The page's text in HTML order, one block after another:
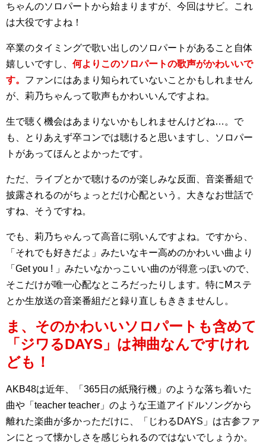
ちゃんのソロパートから始まりますが、今回はサビ。これ
は大役ですよね！
卒業のタイミングで歌い出しのソロパートがあること自体
嬉しいですし、 何よりこのソロパートの歌声がかわいいで
す。 ファンにはあまり知られていないことかもしれません
が、莉乃ちゃんって歌声もかわいいんですよね。
生で聴く機会はあまりないかもしれませんけどね…。で
も、とりあえず卒コンでは聴けると思いますし、ソロパー
トがあってほんとよかったです。
ただ、ライブとかで聴けるのが楽しみな反面、音楽番組で
披露されるのがちょっとだけ心配という。大きなお世話で
すね、そうですね。
でも、莉乃ちゃんって高音に弱いんですよね。ですから、
「それでも好きだよ」みたいなキー高めのかわいい曲より
「Get you ! 」みたいなかっこいい曲のが得意っぽいので、
そこだけが唯一心配なところだったりします。特にⅯステ
とか生放送の音楽番組だと録り直しもききませんし。
ま、そのかわいいソロパートも含めて
「ジワるDAYS」は神曲なんですけれ
ども！
AKB48は近年、「365日の紙飛行機」のような落ち着いた
曲や「teacher teacher」のような王道アイドルソングから
離れた楽曲が多かっただけに、「じわるDAYS」は古参ファ
ンにとって懐かしさを感じられるのではないでしょうか。